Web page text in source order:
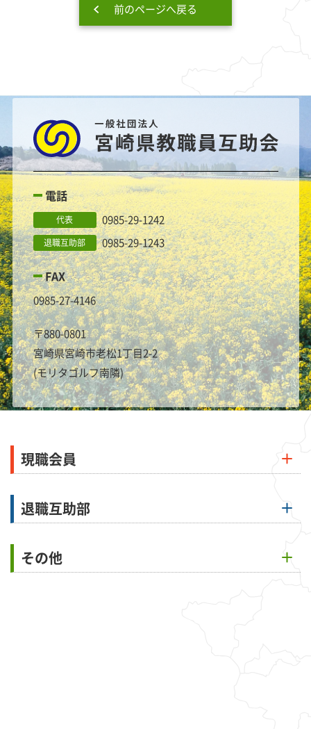
前のページへ戻る
電話
代表 0985-29-1242
退職互助部 0985-29-1243
FAX
0985-27-4146
〒880-0801
宮崎県宮崎市老松1丁目2-2
(モリタゴルフ南隣)
現職会員
退職互助部
その他